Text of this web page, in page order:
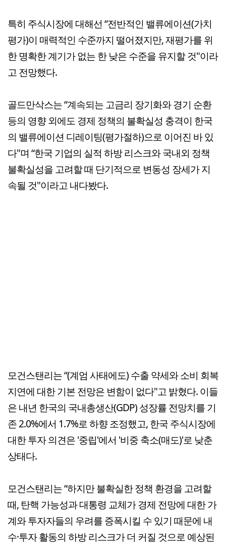
특히 주식시장에 대해선 “전반적인 밸류에이션(가치
평가)이 매력적인 수준까지 떨어졌지만, 재평가를 위
한 명확한 계기가 없는 한 낮은 수준을 유지할 것"이라
고 전망했다.
골드만삭스는 “계속되는 고금리 장기화와 경기 순환
등의 영향 외에도 경제 정책의 불확실성 충격이 한국
의 밸류에이션 디레이팅(평가절하)으로 이어진 바 있
다"며 “한국 기업의 실적 하방 리스크와 국내외 정책
불확실성을 고려할 때 단기적으로 변동성 장세가 지
속될 것"이라고 내다봤다.
모건스탠리는 “(계엄 사태에도) 수출 약세와 소비 회복
지연에 대한 기본 전망은 변함이 없다"고 밝혔다. 이들
은 내년 한국의 국내총생산(GDP) 성장률 전망치를 기
존 2.0%에서 1.7%로 하향 조정했고, 한국 주식시장에
대한 투자 의견은 '중립'에서 '비중 축소(매도)'로 낮춘
상태다.
모건스탠리는 “하지만 불확실한 정책 환경을 고려할
때, 탄핵 가능성과 대통령 교체가 경제 전망에 대한 가
계와 투자자들의 우려를 증폭시킬 수 있기 때문에 내
수·투자 활동의 하방 리스크가 더 커질 것으로 예상된